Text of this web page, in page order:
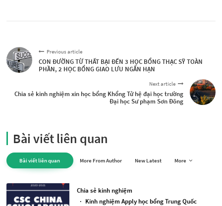
Previous article
CON ĐƯỜNG TỪ THẤT BẠI ĐẾN 3 HỌC BỔNG THẠC SỸ TOÀN
PHẦN, 2 HỌC BỔNG GIAO LƯU NGẮN HẠN
Next article
Chia sẻ kinh nghiệm xin học bổng Khổng Tử hệ đại học trường
Đại học Sư phạm Sơn Đông
Bài viết liên quan
Bài viết liên quan More From Author New Latest More
Chia sẻ kinh nghiệm
· Kinh nghiệm Apply học bổng Trung Quốc